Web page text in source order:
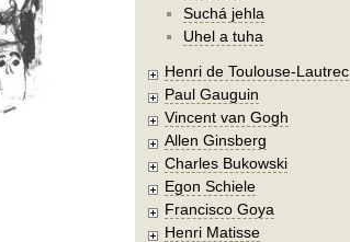
Suchá jehla
Uhel a tuha
Henri de Toulouse-Lautrec
Paul Gauguin
Vincent van Gogh
Allen Ginsberg
Charles Bukowski
Egon Schiele
Francisco Goya
Henri Matisse